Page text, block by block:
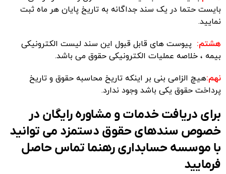
بایست حتما در یک سند جداگانه به تاریخ پایان هر ماه ثبت
نمایید.
هشتم: پیوست های قابل قبول این سند لیست الکترونیکی
بیمه ، خلاصه عملیات الکترونیکی حقوق می باشد.
نهم:هیچ الزامی بنی بر اینکه تاریخ محاسبه حقوق و تاریخ
پرداخت حقوق یکی باشد وجود ندارد.
برای دریافت خدمات و مشاوره رایگان در
خصوص سندهای حقوق دستمزد می توانید
با موسسه حسابداری رهنما تماس حاصل
فرمایید